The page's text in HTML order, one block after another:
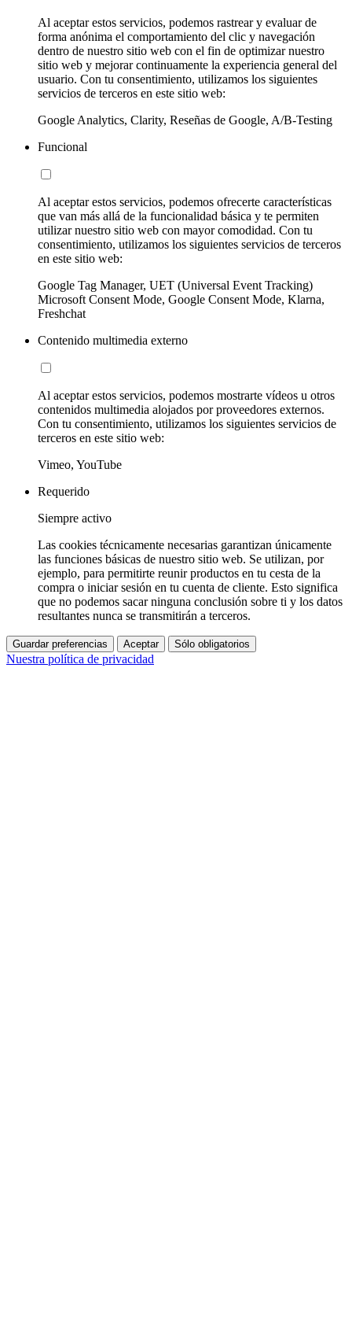
Al aceptar estos servicios, podemos rastrear y evaluar de
forma anónima el comportamiento del clic y navegación
dentro de nuestro sitio web con el fin de optimizar nuestro
sitio web y mejorar continuamente la experiencia general del
usuario. Con tu consentimiento, utilizamos los siguientes
servicios de terceros en este sitio web:
Google Analytics, Clarity, Reseñas de Google, A/B-Testing
Funcional
Al aceptar estos servicios, podemos ofrecerte características
que van más allá de la funcionalidad básica y te permiten
utilizar nuestro sitio web con mayor comodidad. Con tu
consentimiento, utilizamos los siguientes servicios de terceros
en este sitio web:
Google Tag Manager, UET (Universal Event Tracking)
Microsoft Consent Mode, Google Consent Mode, Klarna,
Freshchat
Contenido multimedia externo
Al aceptar estos servicios, podemos mostrarte vídeos u otros
contenidos multimedia alojados por proveedores externos.
Con tu consentimiento, utilizamos los siguientes servicios de
terceros en este sitio web:
Vimeo, YouTube
Requerido
Siempre activo
Las cookies técnicamente necesarias garantizan únicamente
las funciones básicas de nuestro sitio web. Se utilizan, por
ejemplo, para permitirte reunir productos en tu cesta de la
compra o iniciar sesión en tu cuenta de cliente. Esto significa
que no podemos sacar ninguna conclusión sobre ti y los datos
resultantes nunca se transmitirán a terceros.
Guardar preferencias Aceptar Sólo obligatorios
Nuestra política de privacidad